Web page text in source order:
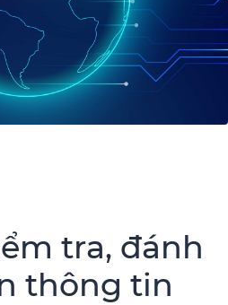
tra, đánh
thông tin